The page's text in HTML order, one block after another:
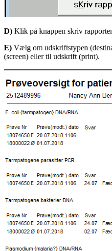
D) Klik på knappen skriv
E) Vælg om udskriftstypen
(screen) eller til udskrift (print).